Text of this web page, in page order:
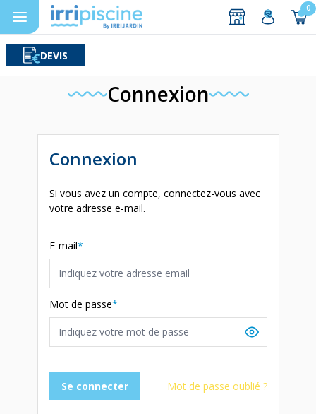
0
DEVIS
Connexion
Connexion
Si vous avez un compte, connectez-vous avec
votre adresse e-mail.
E-mail
Mot de passe
Se connecter Mot de passe oublié ?